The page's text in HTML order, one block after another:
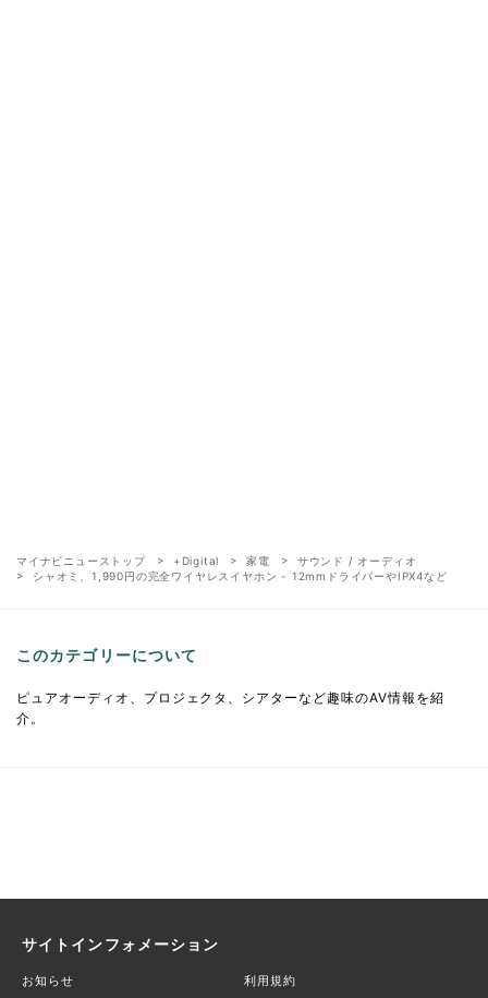
マイナビニューストップ +Digital 家電
サウンド / オーディオ
シャオミ、1,990円の完全ワイヤレスイヤホン - 12mmドライバーやIPX4など
このカテゴリーについて
ピュアオーディオ、プロジェクタ、シアターなど趣味のAV情報を紹
介。
サイトインフォメーション
お知らせ 利用規約